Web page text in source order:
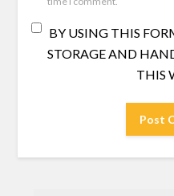
BY USING THIS
STORAGE AND
THIS